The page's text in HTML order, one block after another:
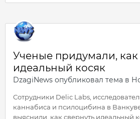
Ученые придумали, как
идеальный косяк
DzagiNews опубликовал тема в
Сотрудники Delic Labs,
каннабиса и псилоцибина в
выяснили, как свернуть идеальный